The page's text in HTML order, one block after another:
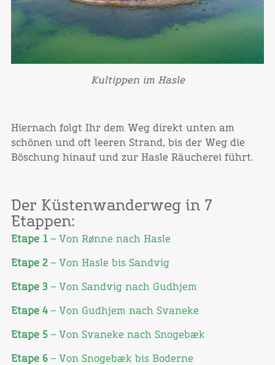
Kultippen im Hasle
Hiernach folgt Ihr dem Weg direkt unten am
schönen und oft leeren Strand, bis der Weg die
Böschung hinauf und zur Hasle Räucherei führt.
Der Küstenwanderweg in 7
Etappen:
Etape 1 – Von Rønne nach Hasle
Etape 2– Von Hasle bis Sandvig
Etape 3– VonSandvig nach Gudhjem
Etape 4– VonGudhjem nach Svaneke
Etape 5– VonSvaneke nach Snogebæk
Etape 6– VonSnogebæk bis Boderne